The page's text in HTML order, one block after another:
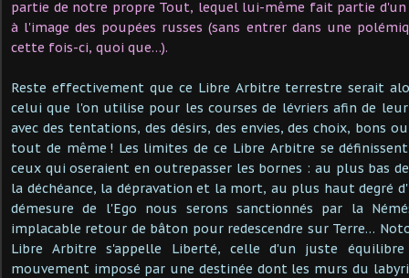
partie de notre propre Tout, lequel lui-même fait partie d'un
à l'image des poupées russes (sans entrer dans une
cette fois-ci, quoi que…).
Reste effectivement que ce Libre Arbitre terrestre serait
celui que l'on utilise pour les courses de lévriers afin de
avec des tentations, des désirs, des envies, des choix, bons
tout de même ! Les limites de ce Libre Arbitre se
ceux qui oseraient en outrepasser les bornes : au plus bas
la déchéance, la dépravation et la mort, au plus haut degré
démesure de l'Ego nous serons sanctionnés par la
implacable retour de bâton pour redescendre sur Terre…
Libre Arbitre s'appelle Liberté, celle d'un juste
mouvement imposé par une destinée dont les murs du